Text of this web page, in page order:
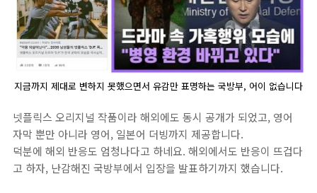
지금까지 제대로 변하지 못했으면서 유감만 표명하는 국방부, 어이 없습니다
넷플릭스 오리지널 작품이라 해외에도 동시 공개가 되었고, 영어
자막 뿐만 아니라 영어, 일본어 더빙까지 제공합니다.
덕분에 해외 반응도 엄청나다고 하네요. 해외에서도 반응이 뜨겁다
고 하자, 난감해진 국방부에서 입장을 발표하기까지 했습니다.